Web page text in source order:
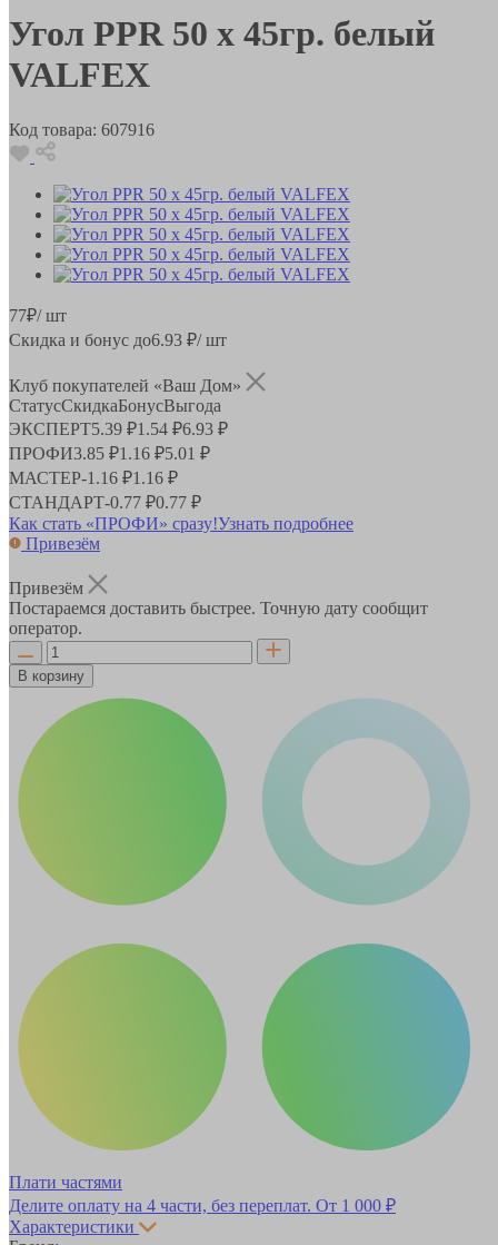
Угол PPR 50 х 45гр. белый
VALFEX
Код товара: 607916
77₽/ шт
Скидка и бонус до6.93 ₽/ шт
Клуб покупателей «Ваш Дом»
СтатусСкидкаБонусВыгода
ЭКСПЕРТ5.39 ₽1.54 ₽6.93 ₽
ПРОФИ3.85 ₽1.16 ₽5.01 ₽
МАСТЕР-1.16 ₽1.16 ₽
СТАНДАРТ-0.77 ₽0.77 ₽
Как стать «ПРОФИ» сразу!Узнать подробнее
Привезём
Привезём
Постараемся доставить быстрее. Точную дату сообщит
оператор.
В корзину
Плати частями
Делите оплату на 4 части, без переплат. От 1 000 ₽
Характеристики